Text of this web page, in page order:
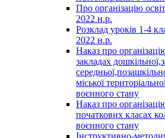
Про організацію
2022 н.р.
Розклад уроків 1-4
2022 н.р.
Наказ про
закладах
міської
воєнного стану
Наказ про
початкових класах
воєнного стану
Інструктивно-